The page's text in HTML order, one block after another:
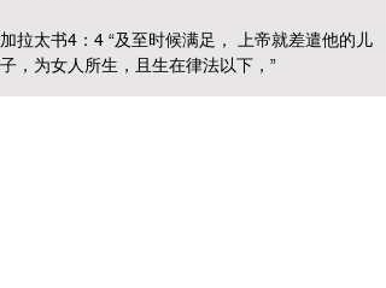
加拉太书4：4 “及至时候满足， 上帝就差遣他的儿
子，为女人所生，且生在律法以下，”